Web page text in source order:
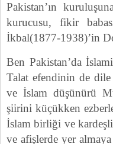
Pakistan’ın
kurucusu, fikir
İkbal(1877-1938)’in
Ben Pakistan’da
Talat efendinin de
ve İslam düşünürü
şiirini küçükken
İslam birliği ve
ve afişlerde yer